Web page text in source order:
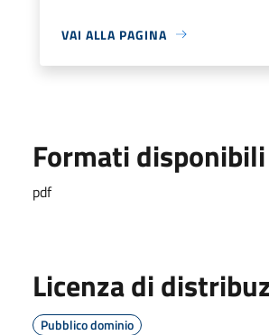
VAI ALLA PAGINA
Formati disponibili
pdf
Licenza di
Pubblico dominio